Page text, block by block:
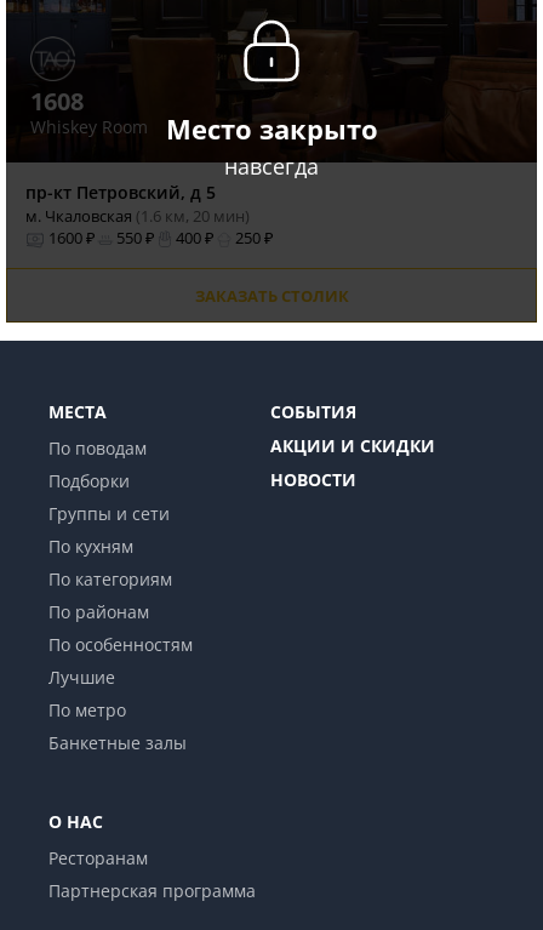
Место закрыто
навсегда
1608
Whiskey Room
пр-кт Петровский, д 5
м. Чкаловская (1.6 км, 20 мин)
1600 ₽
550 ₽ 400 ₽ 250 ₽
ЗАКАЗАТЬ СТОЛИК
МЕСТА
По поводам
Подборки
Группы и сети
По кухням
По категориям
По районам
По особенностям
Лучшие
По метро
Банкетные залы
СОБЫТИЯ
АКЦИИ И СКИДКИ
НОВОСТИ
О НАС
Ресторанам
Партнерская программа